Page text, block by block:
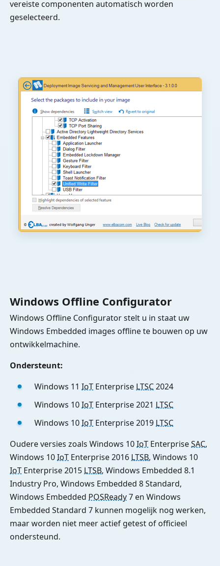
vereiste componenten automatisch worden
geselecteerd.
Windows Offline Configurator
Windows Offline Configurator stelt u in staat uw
Windows Embedded images offline te bouwen op uw
ontwikkelmachine.
Ondersteunt:
Windows 11 IoT Enterprise LTSC2024
Windows 10IoT Enterprise 2021 LTSC
Windows 10IoT Enterprise 2019 LTSC
Oudere versies zoals Windows 10IoT EnterpriseSAC,
Windows 10IoT Enterprise 2016 LTSB, Windows 10
IoT Enterprise 2015 LTSB, Windows Embedded 8.1
Industry Pro, Windows Embedded 8 Standard,
Windows Embedded POSReady7 en Windows
Embedded Standard 7 kunnen mogelijk nog werken,
maar worden niet meer actief getest of officieel
ondersteund.